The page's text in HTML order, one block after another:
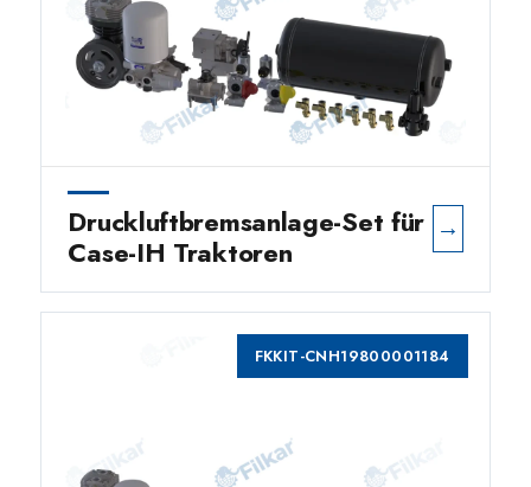
Druckluftbremsanlage-Set für
Case-IH Traktoren
→
FKKIT-CNH19800001184